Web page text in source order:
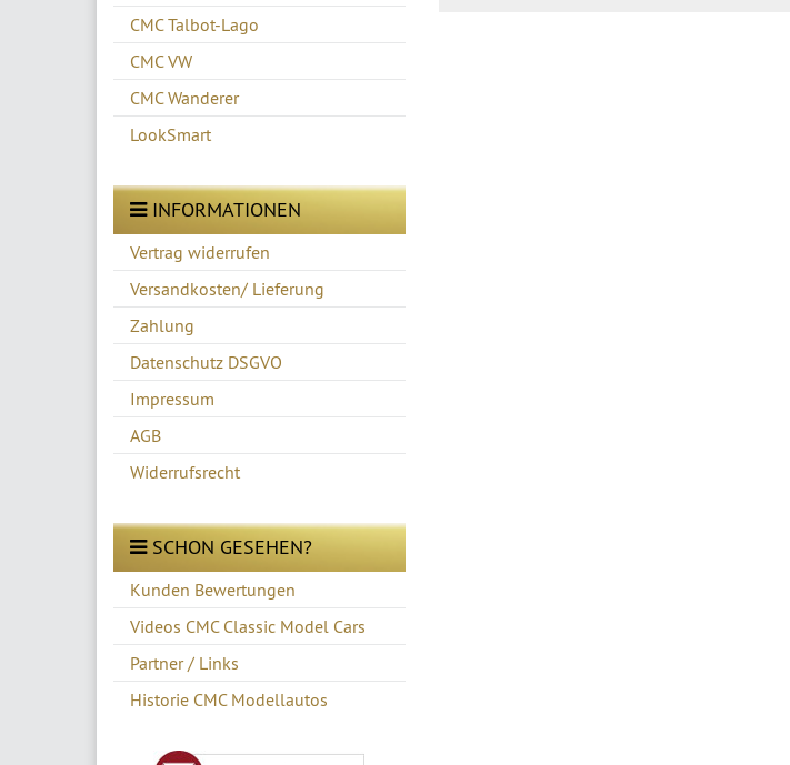
CMC Talbot-Lago
CMC VW
CMC Wanderer
LookSmart
INFORMATIONEN
Vertrag widerrufen
Versandkosten/ Lieferung
Zahlung
Datenschutz DSGVO
Impressum
AGB
Widerrufsrecht
SCHON GESEHEN?
Kunden Bewertungen
Videos CMC Classic Model Cars
Partner / Links
Historie CMC Modellautos